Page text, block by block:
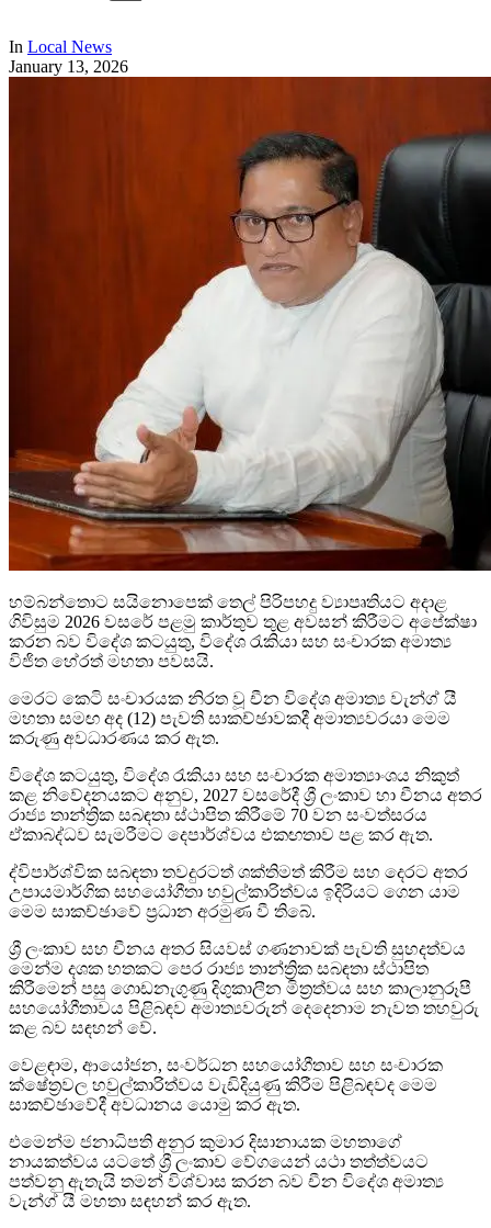
In Local News
January 13, 2026
හම්බන්තොට සයිනොපෙක් තෙල් පිරිපහදු ව්‍යාපෘතියට අදාළ
ගිවිසුම 2026 වසරේ පළමු කාර්තුව තුළ අවසන් කිරීමට අපේක්ෂා
කරන බව විදේශ කටයුතු, විදේශ රැකියා සහ සංචාරක අමාත්‍ය
විජිත හේරත් මහතා පවසයි.
මෙරට කෙටි සංචාරයක නිරත වූ චීන විදේශ අමාත්‍ය වැන්ග් යී
මහතා සමඟ අද (12) පැවති සාකච්ඡාවකදී අමාත්‍යවරයා මෙම
කරුණු අවධාරණය කර ඇත.
විදේශ කටයුතු, විදේශ රැකියා සහ සංචාරක අමාත්‍යාංශය නිකුත්
කළ නිවේදනයකට අනුව, 2027 වසරේදී ශ්‍රී ලංකාව හා චීනය අතර
රාජ්‍ය තාන්ත්‍රික සබඳතා ස්ථාපිත කිරීමේ 70 වන සංවත්සරය
ඒකාබද්ධව සැමරීමට දෙපාර්ශ්වය එකඟතාව පළ කර ඇත.
ද්විපාර්ශ්වික සබඳතා තවදුරටත් ශක්තිමත් කිරීම සහ දෙරට අතර
උපායමාර්ගික සහයෝගීතා හවුල්කාරිත්වය ඉදිරියට ගෙන යාම
මෙම සාකච්ඡාවේ ප්‍රධාන අරමුණ වී තිබේ.
ශ්‍රී ලංකාව සහ චීනය අතර සියවස් ගණනාවක් පැවති සුහදත්වය
මෙන්ම දශක හතකට පෙර රාජ්‍ය තාන්ත්‍රික සබඳතා ස්ථාපිත
කිරීමෙන් පසු ගොඩනැගුණු දිගුකාලීන මිත්‍රත්වය සහ කාලානුරූපී
සහයෝගීතාවය පිළිබඳව අමාත්‍යවරුන් දෙදෙනාම නැවත තහවුරු
කළ බව සඳහන් වේ.
වෙළඳාම, ආයෝජන, සංවර්ධන සහයෝගීතාව සහ සංචාරක
ක්ෂේත්‍රවල හවුල්කාරිත්වය වැඩිදියුණු කිරීම පිළිබඳවද මෙම
සාකච්ඡාවේදී අවධානය යොමු කර ඇත.
එමෙන්ම ජනාධිපති අනුර කුමාර දිසානායක මහතාගේ
නායකත්වය යටතේ ශ්‍රී ලංකාව වේගයෙන් යථා තත්ත්වයට
පත්වනු ඇතැයි තමන් විශ්වාස කරන බව චීන විදේශ අමාත්‍ය
වැන්ග් යී මහතා සඳහන් කර ඇත.